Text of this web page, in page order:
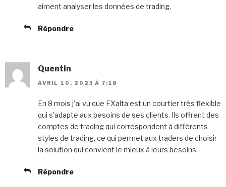
aiment analyser les données de trading.
Répondre
Quentin
AVRIL 10, 2023 À 7:18
En 8 mois j’ai vu que FXalta est un courtier très flexible
qui s’adapte aux besoins de ses clients. Ils offrent des
comptes de trading qui correspondent à différents
styles de trading, ce qui permet aux traders de choisir
la solution qui convient le mieux à leurs besoins.
Répondre